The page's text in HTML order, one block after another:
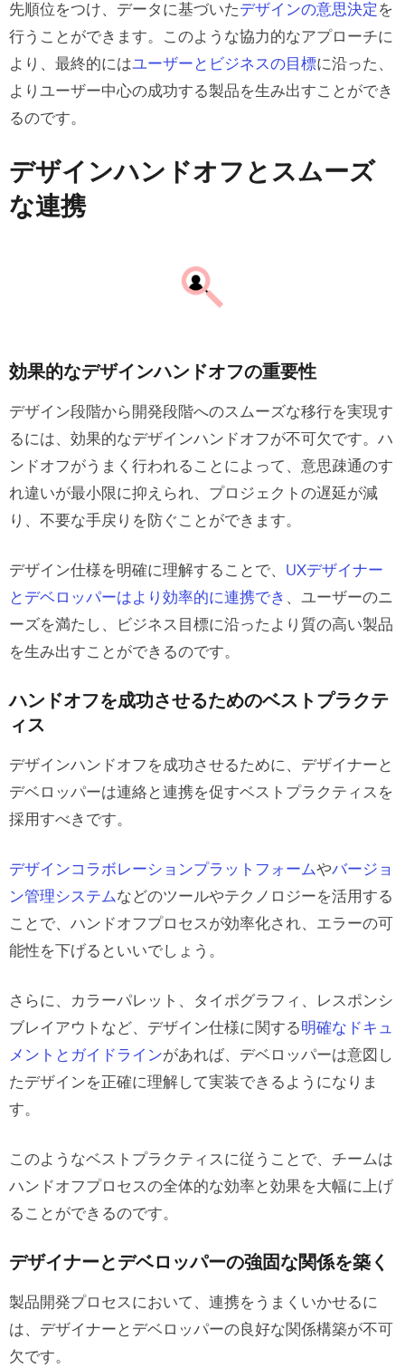
先順位をつけ、データに基づいたデザインの意思決定 を
行うことができます。このような協力的なアプローチに
より、最終的にはユーザーとビジネスの目標に沿った、
よりユーザー中心の成功する製品を生み出すことができ
るのです。
デザインハンドオフとスムーズ
な連携
効果的なデザインハンドオフの重要性
デザイン段階から開発段階へのスムーズな移行を実現す
るには、効果的なデザインハンドオフが不可欠です。ハ
ンドオフがうまく行われることによって、意思疎通のす
れ違いが最小限に抑えられ、プロジェクトの遅延が減
り、不要な手戻りを防ぐことができます。
デザイン仕様を明確に理解することで、 UXデザイナー
とデベロッパーはより効率的に連携でき 、ユーザーのニ
ーズを満たし、ビジネス目標に沿ったより質の高い製品
を生み出すことができるのです。
ハンドオフを成功させるためのベストプラクテ
ィス
デザインハンドオフを成功させるために、デザイナーと
デベロッパーは連絡と連携を促すベストプラクティスを
採用すべきです。
デザインコラボレーションプラットフォームやバージョ
ン管理システムなどのツールやテクノロジーを活用する
ことで、ハンドオフプロセスが効率化され、エラーの可
能性を下げるといいでしょう。
さらに、カラーパレット、タイポグラフィ、レスポンシ
ブレイアウトなど、デザイン仕様に関する明確なドキュ
メントとガイドラインがあれば、デベロッパーは意図し
たデザインを正確に理解して実装できるようになりま
す。
このようなベストプラクティスに従うことで、チームは
ハンドオフプロセスの全体的な効率と効果を大幅に上げ
ることができるのです。
デザイナーとデベロッパーの強固な関係を築く
製品開発プロセスにおいて、連携をうまくいかせるに
は、デザイナーとデベロッパーの良好な関係構築が不可
欠です。